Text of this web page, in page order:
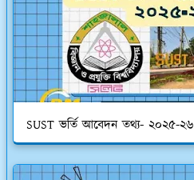
SUST ভর্তি আবেদন তথ্য- ২০২৫-২৬